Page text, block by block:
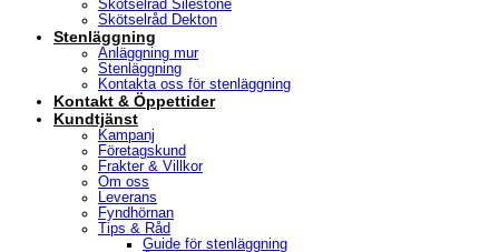
Skötselråd Silestone
Skötselråd Dekton
Stenläggning
Anläggning mur
Stenläggning
Kontakta oss för stenläggning
Kontakt & Öppettider
Kundtjänst
Kampanj
Företagskund
Frakter & Villkor
Om oss
Leverans
Fyndhörnan
Tips & Råd
Guide för stenläggning